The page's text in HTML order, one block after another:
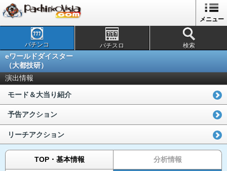
メニュー
パチンコ パチスロ 検索
eワールドダイスター
（大都技研）
演出情報
モード＆大当り紹介
予告アクション
リーチアクション
TOP・基本情報 分析情報